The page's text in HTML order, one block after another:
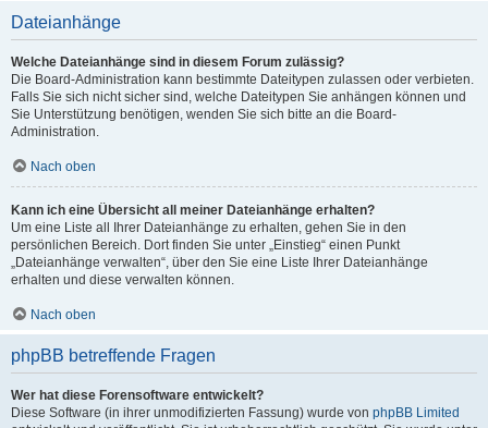
Dateianhänge
Welche Dateianhänge sind in diesem Forum zulässig?
Die Board-Administration kann bestimmte Dateitypen zulassen oder verbieten.
Falls Sie sich nicht sicher sind, welche Dateitypen Sie anhängen können und
Sie Unterstützung benötigen, wenden Sie sich bitte an die Board-
Administration.
Nach oben
Kann ich eine Übersicht all meiner Dateianhänge erhalten?
Um eine Liste all Ihrer Dateianhänge zu erhalten, gehen Sie in den
persönlichen Bereich. Dort finden Sie unter „Einstieg“ einen Punkt
„Dateianhänge verwalten“, über den Sie eine Liste Ihrer Dateianhänge
erhalten und diese verwalten können.
Nach oben
phpBB betreffende Fragen
Wer hat diese Forensoftware entwickelt?
Diese Software (in ihrer unmodifizierten Fassung) wurde von phpBB Limited